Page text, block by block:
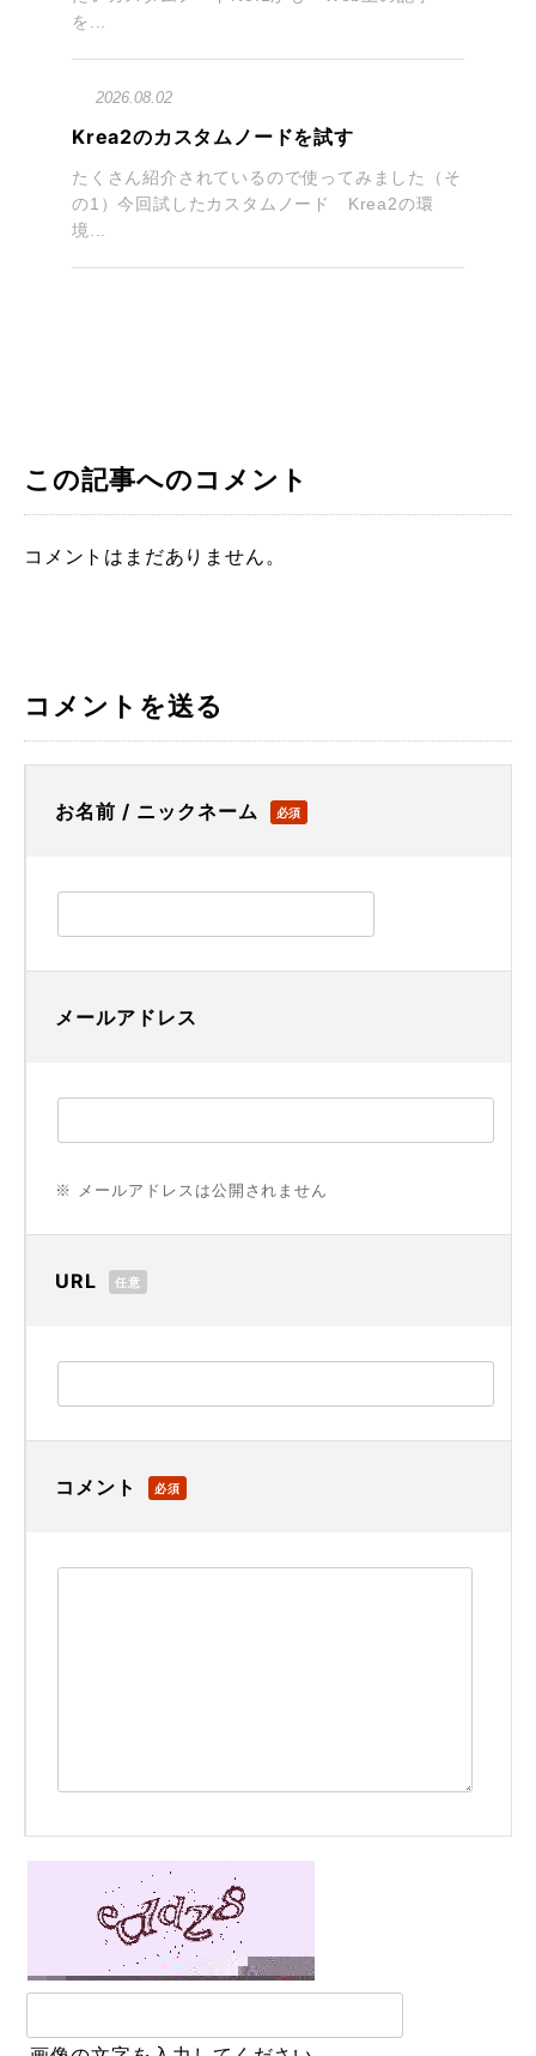
を...
2026.08.02
Krea2のカスタムノードを試す
たくさん紹介されているので使ってみました（そ
の1）今回試したカスタムノード Krea2の環
境...
この記事へのコメント
コメントはまだありません。
コメントを送る
お名前 / ニックネーム 必須
メールアドレス
※ メールアドレスは公開されません
URL 任意
コメント 必須